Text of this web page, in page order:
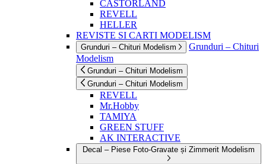
CASTORLAND
REVELL
HELLER
REVISTE SI CARTI MODELISM
Grunduri – Chituri Modelism
Grunduri – Chituri
Modelism
Grunduri – Chituri Modelism
Grunduri – Chituri Modelism
REVELL
Mr.Hobby
TAMIYA
GREEN STUFF
AK INTERACTIVE
Decal – Piese Foto-Gravate și Zimmerit Modelism